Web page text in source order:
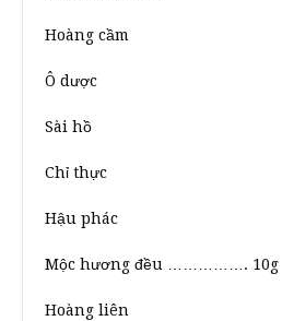
Hoàng cầm
Ô dược
Sài hồ
Chỉ thực
Hậu phác
Mộc hương đều ……………. 10g
Hoàng liên